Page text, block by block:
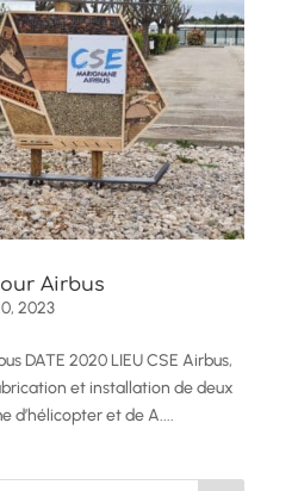
Airbus
2023
DATE 2020 LIEU CSE Airbus,
et installation de deux
d’hélicopter et de A....